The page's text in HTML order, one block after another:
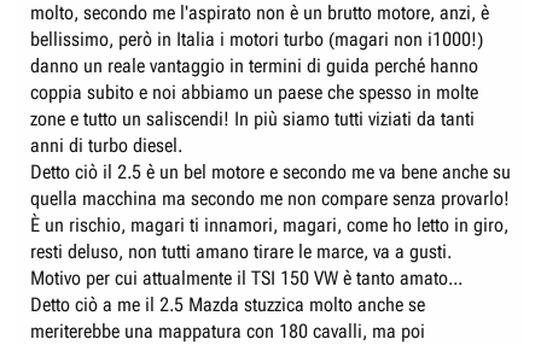
molto, secondo me l'aspirato non è un brutto motore, anzi, è
bellissimo, però in Italia i motori turbo (magari non i1000!)
danno un reale vantaggio in termini di guida perché hanno
coppia subito e noi abbiamo un paese che spesso in molte
zone e tutto un saliscendi! In più siamo tutti viziati da tanti
anni di turbo diesel.
Detto ciò il 2.5 è un bel motore e secondo me va bene anche su
quella macchina ma secondo me non compare senza provarlo!
È un rischio, magari ti innamori, magari, come ho letto in giro,
resti deluso, non tutti amano tirare le marce, va a gusti.
Motivo per cui attualmente il TSI 150 VW è tanto amato...
Detto ciò a me il 2.5 Mazda stuzzica molto anche se
meriterebbe una mappatura con 180 cavalli, ma poi